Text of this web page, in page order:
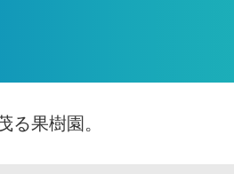
る果樹園。